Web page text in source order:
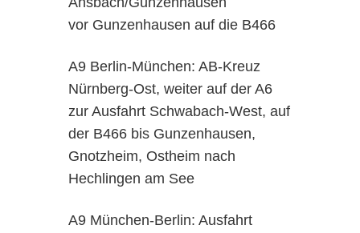
vor Gunzenhausen auf die B466
A9 Berlin-München: AB-Kreuz
Nürnberg-Ost, weiter auf der A6
zur Ausfahrt Schwabach-West, auf
der B466 bis Gunzenhausen,
Gnotzheim, Ostheim nach
Hechlingen am See
A9 München-Berlin: Ausfahrt